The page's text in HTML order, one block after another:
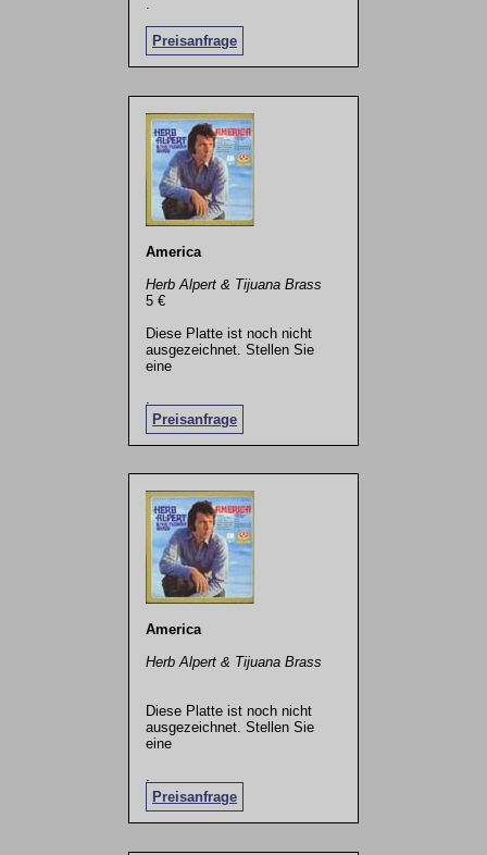
Preisanfrage
America
Herb Alpert & Tijuana Brass
5 €
Diese Platte ist noch nicht
ausgezeichnet. Stellen Sie
eine
Preisanfrage
America
Herb Alpert & Tijuana Brass
Diese Platte ist noch nicht
ausgezeichnet. Stellen Sie
eine
Preisanfrage
.